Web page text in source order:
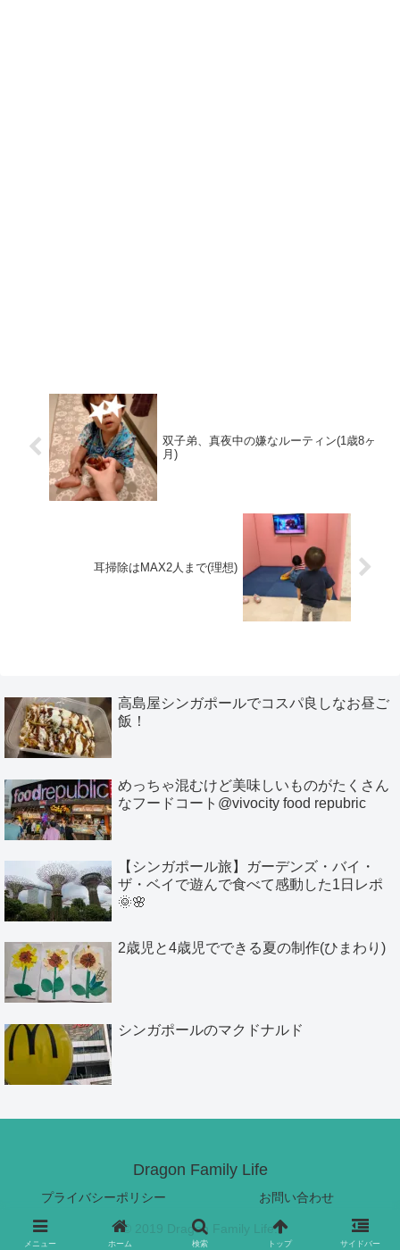
双子弟、真夜中の嫌なルーティン(1歳8ヶ
月)
耳掃除はMAX2人まで(理想)
高島屋シンガポールでコスパ良しなお昼ご
飯！
めっちゃ混むけど美味しいものがたくさん
なフードコート@vivocity food repubric
【シンガポール旅】ガーデンズ・バイ・
ザ・ベイで遊んで食べて感動した1日レポ
🌞🌸
2歳児と4歳児でできる夏の制作(ひまわり)
シンガポールのマクドナルド
Dragon Family Life
プライバシーポリシー お問い合わせ
© 2019 Dragon Family Life.
メニュー ホーム 検索 トップ サイドバー